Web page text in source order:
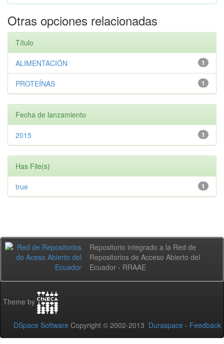
Otras opciones relacionadas
Título
1
ALIMENTACIÓN
1
PROTEÍNAS
Fecha de lanzamiento
1
2015
Has File(s)
1
true
Repositorio integrado a la Red de
Repositorios de Acceso Abierto del
Ecuador - RRAAE
Theme by
DSpace Software Copyright © 2002-2013 Duraspace - Feedback